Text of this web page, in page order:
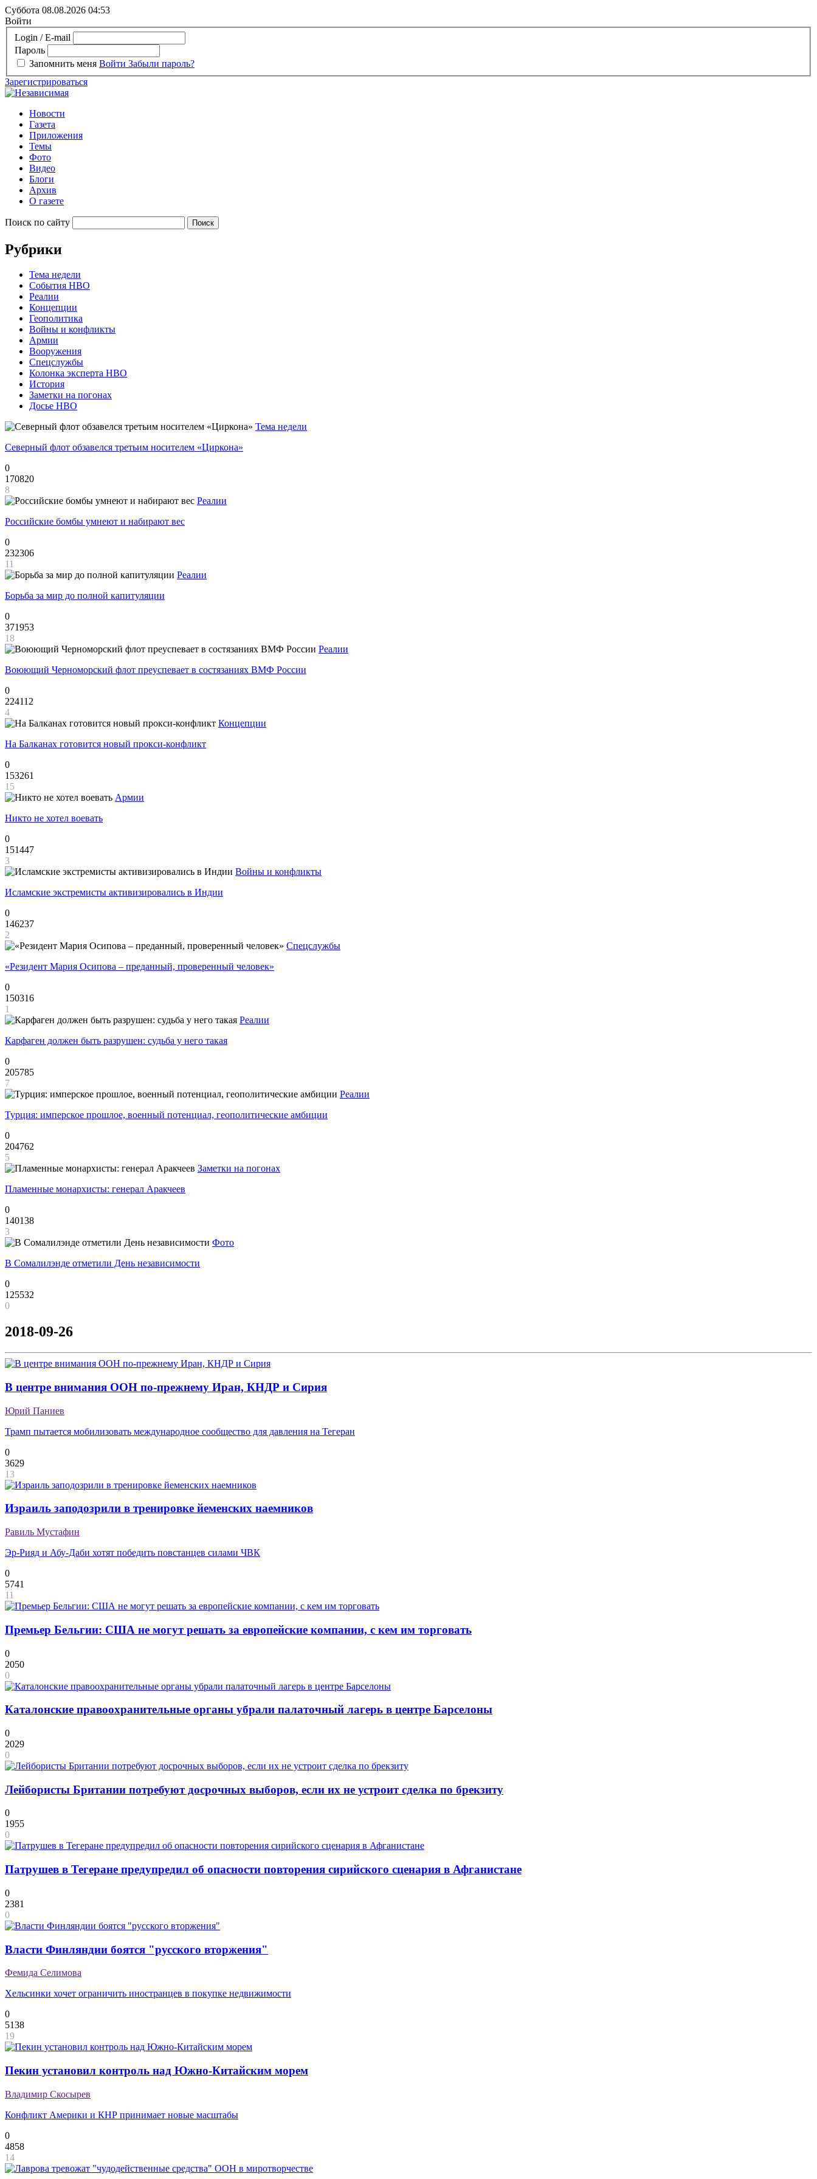
Суббота 08.08.2026 04:53
Войти
Login / E-mail
Пароль
Запомнить меня Войти Забыли пароль?
Зарегистрироваться
Новости
Газета
Приложения
Темы
Фото
Видео
Блоги
Архив
О газете
Поиск по сайту
Рубрики
Тема недели
События НВО
Реалии
Концепции
Геополитика
Войны и конфликты
Армии
Вооружения
Спецслужбы
Колонка эксперта НВО
История
Заметки на погонах
Досье НВО
Тема недели
Северный флот обзавелся третьим носителем «Циркона»
0
170820
8
Реалии
Российские бомбы умнеют и набирают вес
0
232306
11
Реалии
Борьба за мир до полной капитуляции
0
371953
18
Реалии
Воюющий Черноморский флот преуспевает в состязаниях ВМФ России
0
224112
4
Концепции
На Балканах готовится новый прокси-конфликт
0
153261
15
Армии
Никто не хотел воевать
0
151447
3
Войны и конфликты
Исламские экстремисты активизировались в Индии
0
146237
2
Спецслужбы
«Резидент Мария Осипова – преданный, проверенный человек»
0
150316
1
Реалии
Карфаген должен быть разрушен: судьба у него такая
0
205785
7
Реалии
Турция: имперское прошлое, военный потенциал, геополитические амбиции
0
204762
5
Заметки на погонах
Пламенные монархисты: генерал Аракчеев
0
140138
3
Фото
В Сомалилэнде отметили День независимости
0
125532
0
2018-09-26
В центре внимания ООН по-прежнему Иран, КНДР и Сирия
Юрий Паниев
Трамп пытается мобилизовать международное сообщество для давления на Тегеран
0
3629
13
Израиль заподозрили в тренировке йеменских наемников
Равиль Мустафин
Эр-Рияд и Абу-Даби хотят победить повстанцев силами ЧВК
0
5741
11
Премьер Бельгии: США не могут решать за европейские компании, с кем им торговать
0
2050
0
Каталонские правоохранительные органы убрали палаточный лагерь в центре Барселоны
0
2029
0
Лейбористы Британии потребуют досрочных выборов, если их не устроит сделка по брекзиту
0
1955
0
Патрушев в Тегеране предупредил об опасности повторения сирийского сценария в Афганистане
0
2381
0
Власти Финляндии боятся "русского вторжения"
Фемида Селимова
Хельсинки хочет ограничить иностранцев в покупке недвижимости
0
5138
19
Пекин установил контроль над Южно-Китайским морем
Владимир Скосырев
Конфликт Америки и КНР принимает новые масштабы
0
4858
14